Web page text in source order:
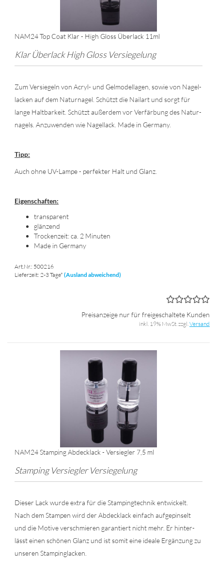
NAM24 Top Coat Klar - High Gloss Über­lack 11ml
Klar Über­lack High Gloss Ver­sie­ge­lung
Zum Ver­sie­geln von Acryl-​ und Gel­mo­del­la­gen, sowie von Na­gel­
la­cken auf dem Na­tur­na­gel. Schützt die Nai­l­art und sorgt für
lange Halt­bar­keit. Schützt au­ßer­dem vor Ver­fär­bung des Na­tur­
na­gels. An­zu­wen­den wie Na­gel­lack. Made in Ger­ma­ny.
Tipp:
Auch ohne UV-​Lampe - per­fek­ter Halt und Glanz.
Ei­gen­schaf­ten:
trans­pa­rent
glän­zend
Tro­cken­zeit: ca. 2 Mi­nu­ten
Made in Ger­ma­ny
Art.Nr.: 500216
Lieferzeit: 2-3 Tage* (Ausland abweichend)
Preisanzeige nur für freigeschaltete Kunden
inkl. 19% MwSt. zzgl.Versand
NAM24 Stam­ping Ab­deck­lack - Ver­sieg­ler 7,5 ml
Stam­ping Ver­sieg­ler Ver­sie­ge­lung
Die­ser Lack wurde extra für die Stam­ping­tech­nik ent­wi­ckelt.
Nach dem Stam­pen wird der Ab­deck­lack ein­fach auf­ge­pin­selt
und die Mo­ti­ve ver­schmie­ren ga­ran­tiert nicht mehr. Er hin­ter­
lässt einen schö­nen Glanz und ist somit eine idea­le Er­gän­zung zu
un­se­ren Stam­ping­la­cken.